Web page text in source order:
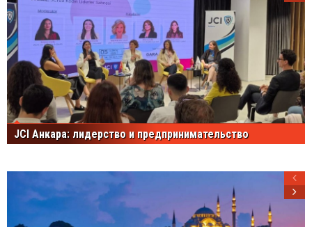
JCI Анкара: лидерство и предпринимательство